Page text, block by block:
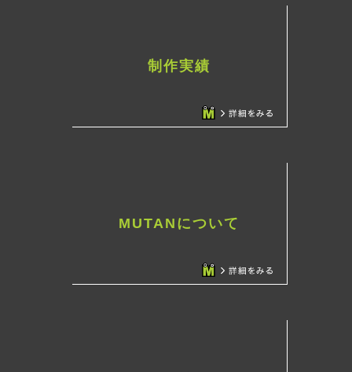
制作実績
MUTANについて